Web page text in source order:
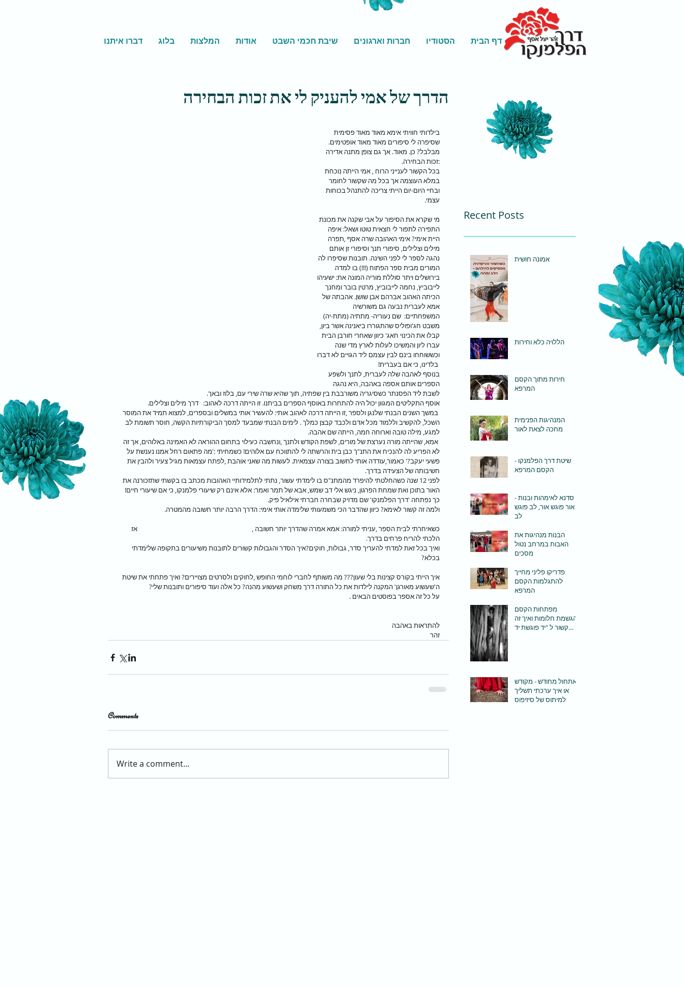
דף הבית הסטודיו חברות וארגונים שיבת חכמי השבט אודות המלצות בלוג דברו איתנו
הדרך של אמי להעניק לי את זכות הבחירה
בילדותי חוויתי אימא מאוד מאוד פסימית
שסיפרה לי סיפורים מאוד מאוד אופטימים.
מבלבל? כן. מאוד. אך גם צופן מתנה אדירה
:זכות הבחירה.
בכל הקשור לענייני הרוח , אמי הייתה נוכחת
במלא העוצמה אך בכל מה שקשור לחומר
ובחיי היום-יום הייתי צריכה להתנהל בכוחות
עצמי.
מי שקרא את הסיפור על אבי שקנה את מכונת
התפירה לתפור לי חצאית טוטו ושאל: איפה
היית אימי? אימי האהובה שרה אסף ,תפרה
מילים וצלילים, סיפורי תנך וסיפורי זן אותם
נהגה לספר לי לפני השינה. תובנות שסיפרו לה
המורים מבית ספר הפתוח (!!!) בו למדה
בירושלים ויתר סוללת מוריה המונה את: ישעיהו
לייבוביץ, נחמה לייבוביץ, מרטין בובר ומחנך
הכיתה האהוב אברהם אבן שושן. אהבתה של
אמא לעברית נבעה גם משורשיה
המשפחתיים:  שם נעוריה- מתתיה (מתת-יה)
משבט חג'ופוליס שהתגוררו ביאנינה אשר ביון,
קבלו את הכינוי חאג' כיוון שאחרי חורבן הבית
עברו ליון והמשיכו לעלות לארץ מדי שנה
וכששוחחו בינם לבין עצמם ליד הגויים לא דברו
בלדינו, כי אם בעברית!
בנוסף לאהבה שלה לעברית, לתנך ולשפע
הספרים אותם אספה באהבה, היא נהגה
לשבת ליד הפסנתר כשסיגריה משורבבת בין שפתיה, תוך שהיא שרה שירי עם, בלוז ובאך.
אוסף התקליטים המגוון יכול היה להתחרות באוסף הספרים בביתנו. זו הייתה דרכה לאהוב:   דרך מילים וצלילים.
במשך השנים הבנתי שלנגן ולספר ,זו הייתה דרכה לאהוב אותי: להעשיר אותי במשלים ובספרים, למצוא תמיד את המוסר
השכל, להקשיב וללמוד מכל אדם ולכבד קבצן כמלך . לימים הבנתי שמבעד למסך הביקורתיות הקשה, חוסר תשומת לב
למגע, מילה טובה וארוחה חמה, הייתה שם אהבה.
אמא, שהייתה מורה נערצת של מורים, לשפת הקודש ולתנך ,ונחשבה כעילוי בתחום ההוראה לא האמינה באלוהים, אך זה
לא הפריע לה להנכיח את התנ"ך כבן בית והרשתה לי להתווכח עם אלוהים! כשמחיתי :'מה פתאום רחל אמנו נענשת על
פשעי יעקב?' כאמור,עודדה אותי לחשוב בצורה עצמאית. לעשות מה שאני אוהבת ,לפתח עצמאות מגיל צעיר ולהבין את
חשיבותה של הצעידה בדרך.
לפני 12 שנה כשהחלטתי להיפרד מהמתנ"ס בו לימדתי עשור, נתתי לתלמידותיי האהובות מכתב בו בקשתי שתזכורנה את
האור בתוכן ואת שמחת הפרגון, ניגש אלי דב שמש, אבא של תמר ואמר: אלא אינם רק שיעורי פלמנקו, כי אם שיעורי חיים!
כך נפתחה 'דרך הפלמנקו' שם מדויק שבחרה חברתי אילאיל פיק.
ולמה זה קשור לאימא? כיוון שהדבר הכי משמעותי שלימדה אותי אימי: הדרך הרבה יותר חשובה מהמטרה.
כשאיחרתי לבית הספר ,עניתי למורה: אמא אמרה שהדרך יותר חשובה ,                                                                           אז
הלכתי להריח פרחים בדרך.
ואיך בכל זאת למדתי להעריך סדר, גבולות, חוקים?איך הסדר והגבולות קשורים לתובנות משיעורים בתקופה שלימדתי
בכלא?
איך הייתי בקורס קצינות בלי שעון??? מה משותף לחברי לוחמי החופש ,לחוקים ולסרטים מצויירים? ואיך פתחתי את שיטת
ה'שעשוע מאורגן' המקנה לילדות את כל התורה דרך משחק ושעשוע מהנה? כל אלה ועוד סיפורים ותובנות שלי?
על כל זה אספר בפוסטים הבאים .
להתראות באהבה
זהר
Comments
Write a comment...
Recent Posts
אמונה חושית
הללויה כלא וחירות
חירות מתוך הקסם
המרפא
המנהיגות הפנימית
מחכה לצאת לאור
שיטת דרך הפלמנקו -
הקסם המרפא
סדנא לאימהות ובנות -
אור פוגש אור, לב פוגש
לב
הבנות מנהיגות את
האבות במרחב נטול
מסכים
פדריקו פליני מחייך
להתגלמות הקסם
המרפא
מפתחות הקסם
להגשמת חלומות ואיך זה
קשור ל "יד פוגשת יד
אתחול מחודש - מקודש
או איך ערכתי תשליך
למיתוס של סיזיפוס